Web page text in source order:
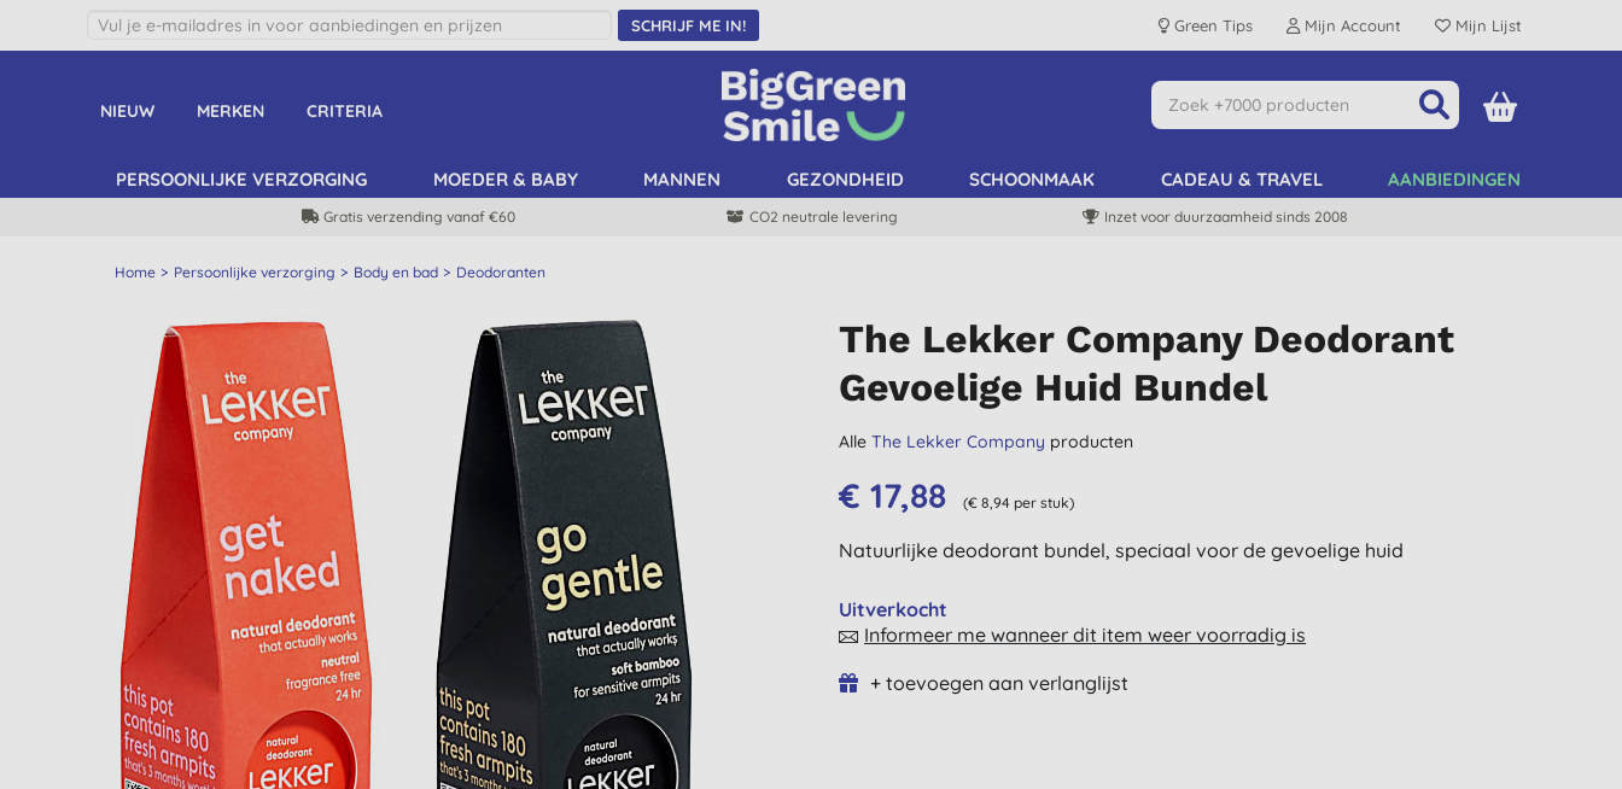
SCHRIJF ME IN! Green Tips Mijn Account Mijn Lijst
NIEUW MERKEN CRITERIA
PERSOONLIJKE VERZORGING MOEDER & BABY MANNEN GEZONDHEID SCHOONMAAK CADEAU & TRAVEL AANBIEDINGEN
Gratis verzending vanaf €60 CO2 neutrale levering Inzet voor duurzaamheid sinds 2008
Home Persoonlijke verzorging Body en bad Deodoranten
The Lekker Company Deodorant
Gevoelige Huid Bundel
AlleThe Lekker Company producten
€ 17,88 (€ 8,94 per stuk)
Natuurlijke deodorant bundel, speciaal voor de gevoelige huid
Uitverkocht
Informeer me wanneer dit item weer voorradig is
+ toevoegen aan verlanglijst